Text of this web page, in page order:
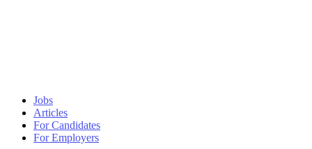
Jobs
Articles
For Candidates
For Employers